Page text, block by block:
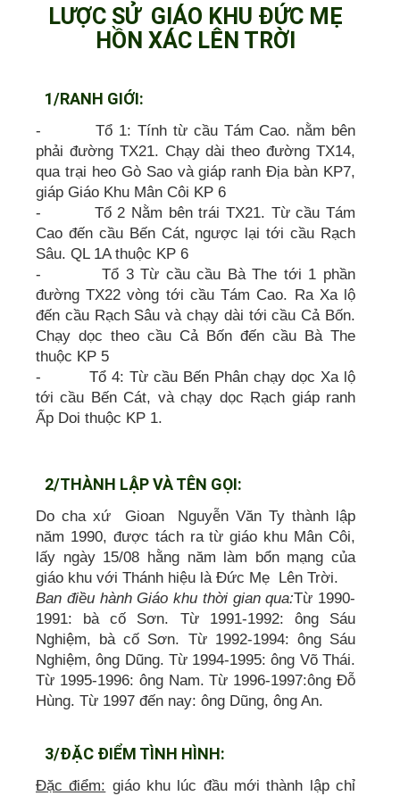
LƯỢC SỬ GIÁO KHU ĐỨC MẸ
HỒN XÁC LÊN TRỜI
1/RANH GIỚI:
- Tổ 1: Tính từ cầu Tám Cao. nằm bên
phải đường TX21. Chạy dài theo đường TX14,
qua trại heo Gò Sao và giáp ranh Địa bàn KP7,
giáp Giáo Khu Mân Côi KP 6
- Tổ 2 Nằm bên trái TX21. Từ cầu Tám
Cao đến cầu Bến Cát, ngược lại tới cầu Rạch
Sâu. QL 1A thuộc KP 6
- Tổ 3 Từ cầu cầu Bà The tới 1 phần
đường TX22 vòng tới cầu Tám Cao. Ra Xa lộ
đến cầu Rạch Sâu và chạy dài tới cầu Cả Bốn.
Chạy dọc theo cầu Cả Bốn đến cầu Bà The
thuộc KP 5
- Tổ 4: Từ cầu Bến Phân chạy dọc Xa lộ
tới cầu Bến Cát, và chạy dọc Rạch giáp ranh
Ấp Doi thuộc KP 1.
2/THÀNH LẬP VÀ TÊN GỌI:
Do cha xứ Gioan Nguyễn Văn Ty thành lập
năm 1990, được tách ra từ giáo khu Mân Côi,
lấy ngày 15/08 hằng năm làm bổn mạng của
giáo khu với Thánh hiệu là Đức Mẹ Lên Trời.
Ban điều hành Giáo khu thời gian qua:Từ 1990-
1991: bà cố Sơn. Từ 1991-1992: ông Sáu
Nghiệm, bà cố Sơn. Từ 1992-1994: ông Sáu
Nghiệm, ông Dũng. Từ 1994-1995: ông Võ Thái.
Từ 1995-1996: ông Nam. Từ 1996-1997:ông Đỗ
Hùng. Từ 1997 đến nay: ông Dũng, ông An.
3/ĐẶC ĐIỂM TÌNH HÌNH:
Đặc điểm: giáo khu lúc đầu mới thành lập chỉ